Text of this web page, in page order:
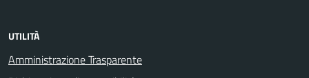
UTILITÀ
Amministrazione Trasparente